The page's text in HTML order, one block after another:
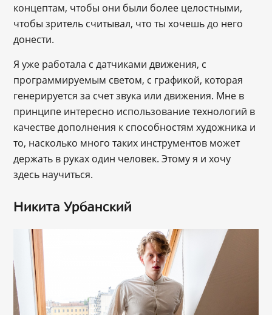
концептам, чтобы они были более целостными,
чтобы зритель считывал, что ты хочешь до него
донести.
Я уже работала с датчиками движения, с
программируемым светом, с графикой, которая
генерируется за счет звука или движения. Мне в
принципе интересно использование технологий в
качестве дополнения к способностям художника и
то, насколько много таких инструментов может
держать в руках один человек. Этому я и хочу
здесь научиться.
Никита Урбанский